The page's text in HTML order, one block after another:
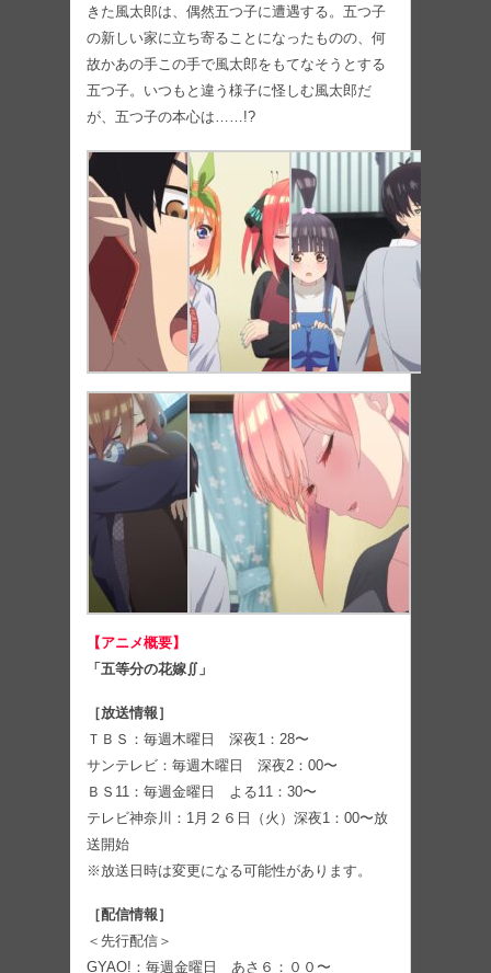
きた風太郎は、偶然五つ子に遭遇する。五つ子
の新しい家に立ち寄ることになったものの、何
故かあの手この手で風太郎をもてなそうとする
五つ子。いつもと違う様子に怪しむ風太郎だ
が、五つ子の本心は……!?
【アニメ概要】
「五等分の花嫁∬」
［放送情報］
ＴＢＳ：毎週木曜日 深夜1：28〜
サンテレビ：毎週木曜日 深夜2：00〜
ＢＳ11：毎週金曜日 よる11：30〜
テレビ神奈川：1月２６日（火）深夜1：00〜放
送開始
※放送日時は変更になる可能性があります。
［配信情報］
＜先行配信＞
GYAO!：毎週金曜日 あさ６：００〜